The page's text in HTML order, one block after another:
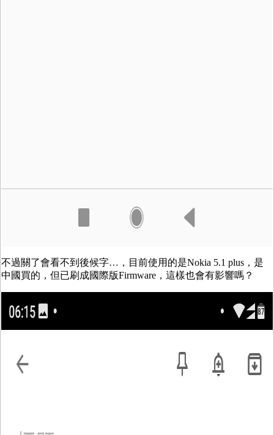
不過關了會看不到後候字…，目前使用的是Nokia 5.1 plus，是
中國買的，但已刷成國際版Firmware，這樣也會有影響嗎？